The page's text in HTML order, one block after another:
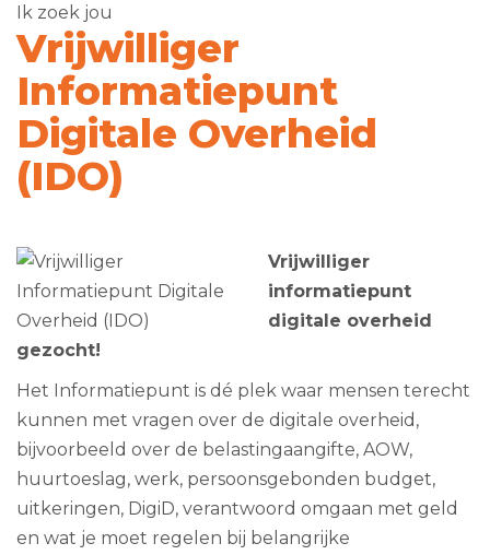
Vrijwilligerswerk
Ervaringsplek
Contact
Ik zoek jou
Vrijwilliger
Informatiepunt
Digitale Overheid
(IDO)
Vrijwilliger
informatiepunt
digitale overheid
gezocht!
Het Informatiepunt is dé plek waar mensen terecht
kunnen met vragen over de digitale overheid,
bijvoorbeeld over de belastingaangifte, AOW,
huurtoeslag, werk, persoonsgebonden budget,
uitkeringen, DigiD, verantwoord omgaan met geld
en wat je moet regelen bij belangrijke